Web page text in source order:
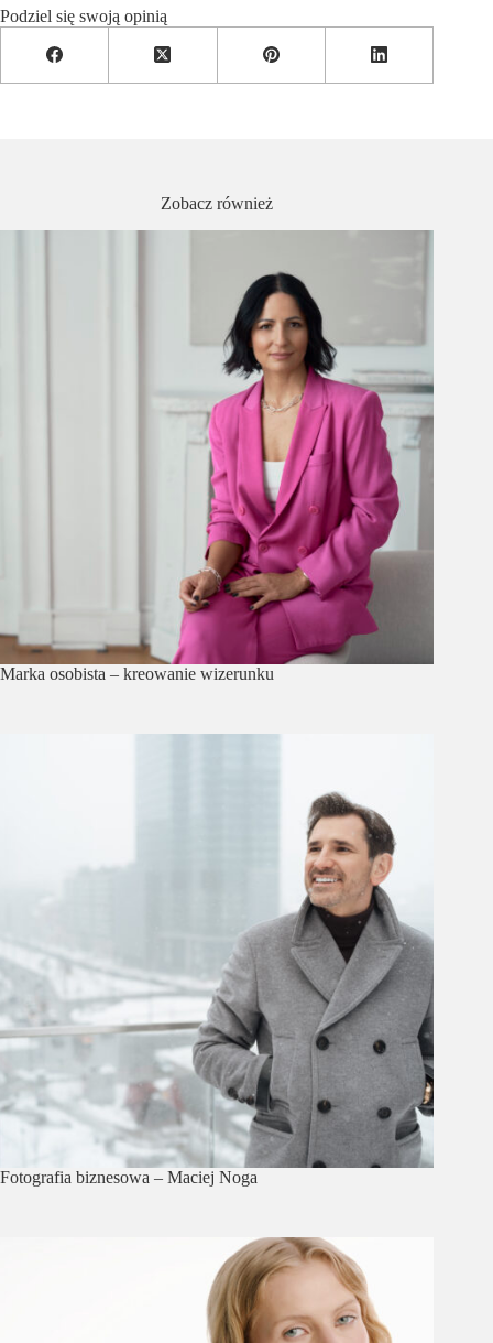
Podziel się swoją opinią
Zobacz również
Marka osobista – kreowanie wizerunku
Fotografia biznesowa – Maciej Noga